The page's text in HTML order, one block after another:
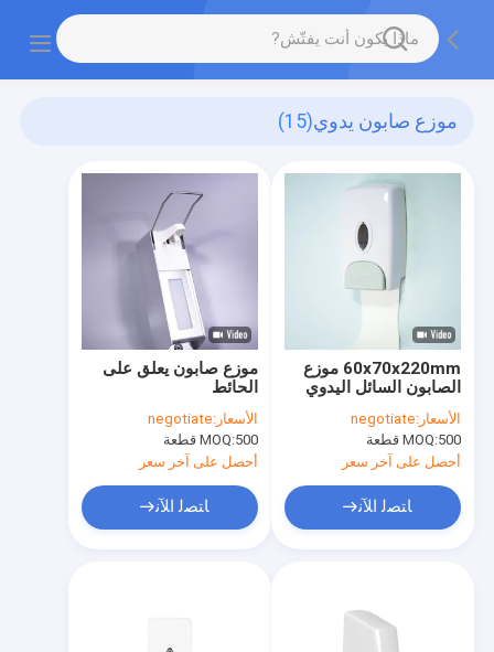
موزع صابون يدوي(15)
موزع صابون يعلق على
الحائط
الأسعار:negotiate
MOQ:500 قطعة
أحصل على آخر سعر
ﺎﺘﺼﻟ ﺍﻶﻧ
60x70x220mm موزع
الصابون السائل اليدوي
الأسعار:negotiate
MOQ:500 قطعة
أحصل على آخر سعر
ﺎﺘﺼﻟ ﺍﻶﻧ